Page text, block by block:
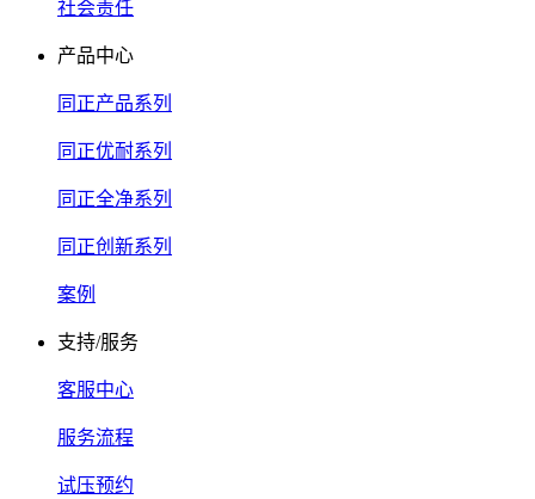
社会责任
产品中心
同正产品系列
同正优耐系列
同正全净系列
同正创新系列
案例
支持/服务
客服中心
服务流程
试压预约